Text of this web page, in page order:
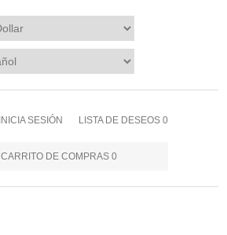
INICIA SESIÓN LISTA DE DESEOS 0
CARRITO DE COMPRAS 0